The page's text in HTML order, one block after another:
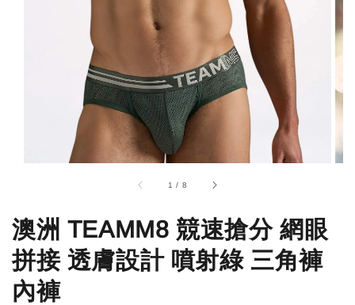
1 / 8
澳洲 TEAMM8 競速搶分 網眼
拼接 透膚設計 噴射綠 三角褲
內褲